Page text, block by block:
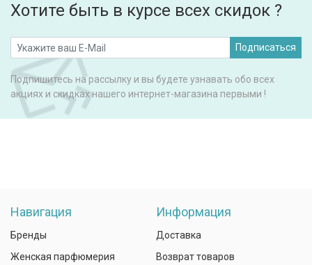
Хотите быть в курсе всех скидок ?
Подписаться
Подпишитесь на рассылку и вы будете узнавать обо всех
акциях и скидках нашего интернет-магазина первыми !
Навигация
Бренды
Женская парфюмерия
Информация
Доставка
Возврат товаров